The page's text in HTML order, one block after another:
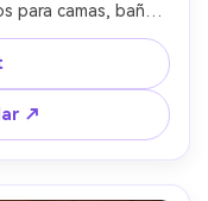
para camas, baños,
líneas limpias,
y sans, viñeta
sin marca de
de campo,
--ar 4:5
↗